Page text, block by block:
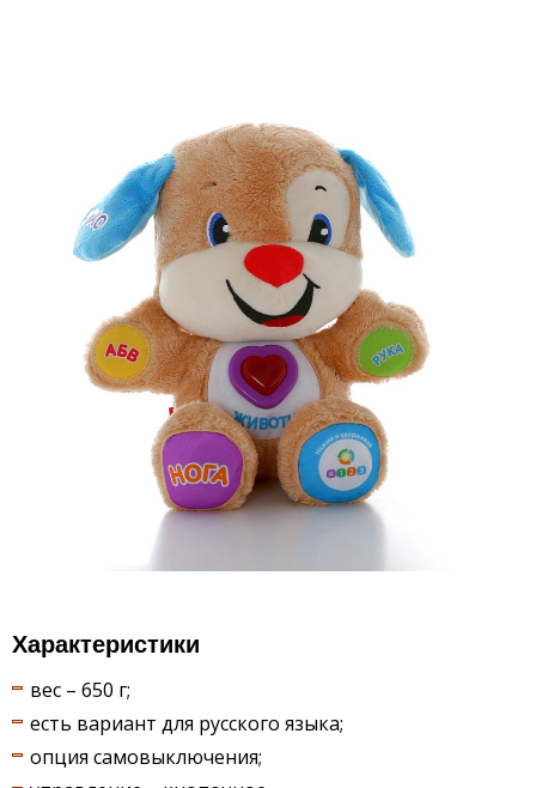
Характеристики
вес – 650 г;
есть вариант для русского языка;
опция самовыключения;